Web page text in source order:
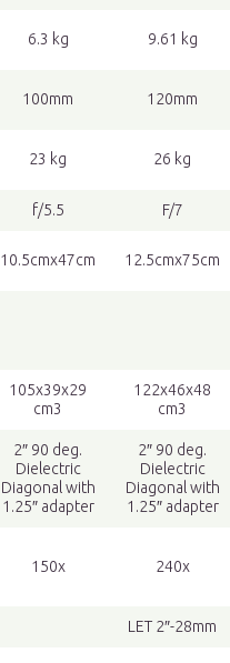
6.3 kg 9.61 kg
100mm 120mm
23 kg 26 kg
f/5.5 F/7
10.5cmx47cm 12.5cmx75cm
105x39x29
cm3
122x46x48
cm3
2″ 90 deg.
Dielectric
Diagonal with
1.25″ adapter
2″ 90 deg.
Dielectric
Diagonal with
1.25″ adapter
150x 240x
LET 2″-28mm